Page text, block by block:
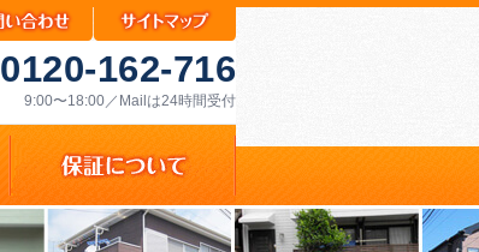
0120-162-716
9:00〜18:00／Mailは24時間受付